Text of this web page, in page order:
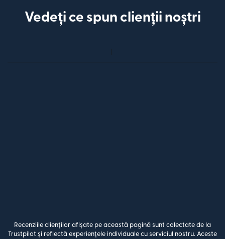
Vedeți ce spun clienții noștri
Recenziile clienților afișate pe această pagină sunt colectate de la
Trustpilot și reflectă experiențele individuale cu serviciul nostru. Aceste